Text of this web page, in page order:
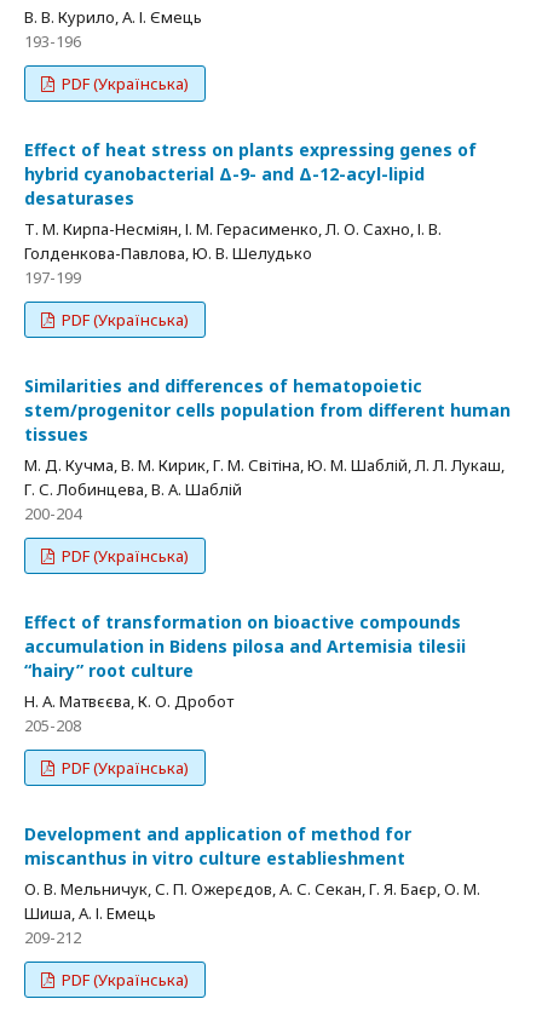
В. В. Курило, А. І. Ємець
193-196
PDF (Українська)
Effect of heat stress on plants expressing genes of
hybrid cyanobacterial Δ-9- and Δ-12-acyl-lipid
desaturases
Т. М. Кирпа-Несміян, І. М. Герасименко, Л. О. Сахно, І. В.
Голденкова-Павлова, Ю. В. Шелудько
197-199
PDF (Українська)
Similarities and differences of hematopoietic
stem/progenitor cells population from different human
tissues
М. Д. Кучма, В. М. Кирик, Г. М. Світіна, Ю. М. Шаблій, Л. Л. Лукаш,
Г. С. Лобинцева, В. А. Шаблій
200-204
PDF (Українська)
Effect of transformation on bioactive compounds
accumulation in Bidens pilosa and Artemisia tilesii
“hairy” root culture
Н. А. Матвєєва, К. О. Дробот
205-208
PDF (Українська)
Development and application of method for
miscanthus in vitro culture establieshment
О. В. Мельничук, С. П. Ожерєдов, А. С. Секан, Г. Я. Баєр, О. М.
Шиша, А. І. Емець
209-212
PDF (Українська)